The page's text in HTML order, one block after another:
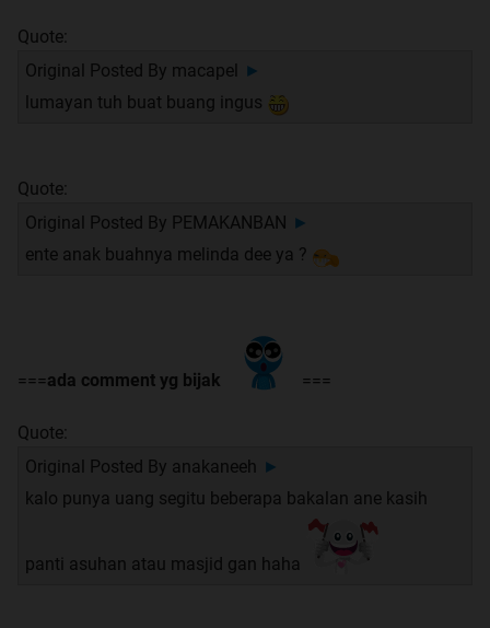
Quote:
Original Posted By macapel ►
lumayan tuh buat buang ingus
Quote:
Original Posted By PEMAKANBAN ►
ente anak buahnya melinda dee ya ?
===ada comment yg bijak ===
Quote:
Original Posted By anakaneeh ►
kalo punya uang segitu beberapa bakalan ane kasih
panti asuhan atau masjid gan haha